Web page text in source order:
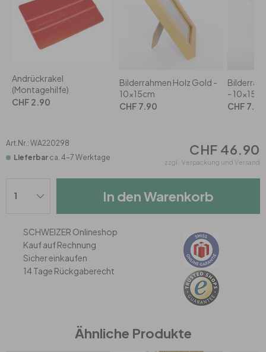
Büro
Eingangsbereich
Andrückrakel
(Montagehilfe)
CHF 2.90
Bilderrahmen Holz Gold -
10x15cm
CHF 7.90
-
CHF 7.90
Art.Nr.: WA220298
Lieferbar ca. 4-7 Werktage CHF 46.90
zzgl. Verpackung und Versand
In den Warenkorb
SCHWEIZER Onlineshop
Kauf auf Rechnung
Sicher einkaufen
14 Tage Rückgaberecht
Ähnliche Produkte